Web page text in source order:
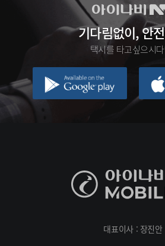
기다림없이, 안
택시를 타고싶으시
대표이사 : 장진안